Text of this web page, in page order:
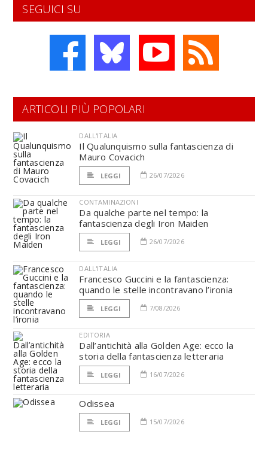
SEGUICI SU
ARTICOLI PIÙ POPOLARI
DALL'ITALIA
Il Qualunquismo sulla fantascienza di
Mauro Covacich
LEGGI 26/07/2026
CONTAMINAZIONI
Da qualche parte nel tempo: la
fantascienza degli Iron Maiden
LEGGI 26/07/2026
DALL'ITALIA
Francesco Guccini e la fantascienza:
quando le stelle incontravano l’ironia
LEGGI 7/08/2026
EDITORIA
Dall’antichità alla Golden Age: ecco la
storia della fantascienza letteraria
LEGGI 16/07/2026
Odissea
LEGGI 15/07/2026